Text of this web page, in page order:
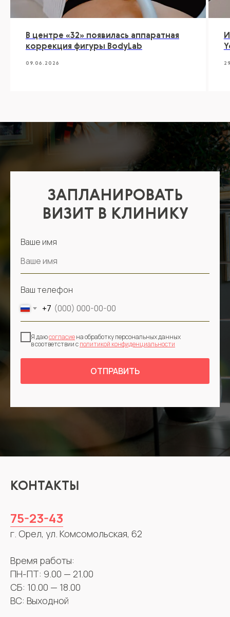
В центре «32» появилась аппаратная
коррекция фигуры BodyLab
09.06.2026
ЗАПЛАНИРОВАТЬ
ВИЗИТ В КЛИНИКУ
Ваше имя
Ваш телефон
+7
Я даюсогласиена обработку персональных данных
в соответствии сполитикой конфиденциальности
ОТПРАВИТЬ
КОНТАКТЫ
75-23-43
г. Орел, ул. Комсомольская, 62
Время работы:
ПН-ПТ: 9.00 — 21.00
СБ: 10.00 — 18.00
ВС: Выходной